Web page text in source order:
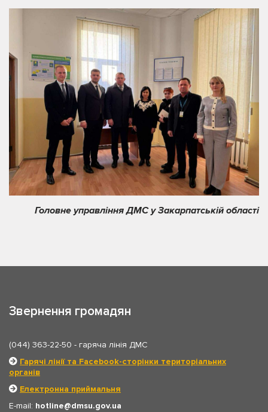
Головне управління ДМС у Закарпатській області
Звернення громадян
(044) 363-22-50 - гаряча лінія ДМС
Гарячі лінії та Facebook-сторінки територіальних
органів
Електронна приймальня
E-mail: hotline
dmsu.gov.ua